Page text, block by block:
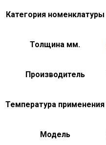
Категория номенклатуры
Толщина мм.
Производитель
Температура применения
Модель